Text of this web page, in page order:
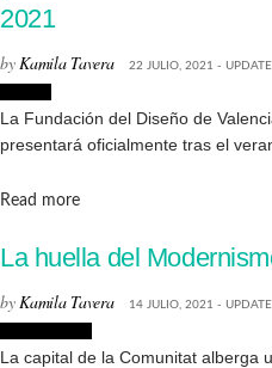
2021
byKamila Tavera 22 JULIO, 2021 -
La Fundación del Diseño de
presentará oficialmente tras el
Read moreDetails
La huella del
by Kamila Tavera 14 JULIO, 2021 -
La capital de la Comunitat alberga